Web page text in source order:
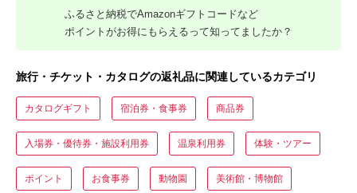
ふるさと納税でAmazonギフトコードなど
ポイントがお得にもらえるって知ってましたか？
旅行・チケット・カタログの返礼品に関連しているカテゴリ
カタログギフト 宿泊券・食事券 商品券
入場券・優待券・施設利用券 温泉利用券 体験・ツアー
ポイント お食事券 動物園 美術館・博物館